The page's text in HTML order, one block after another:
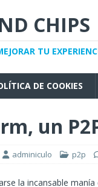
CHIPS
TU
DE COOKIES
un
adminiculo p2p
la incansable